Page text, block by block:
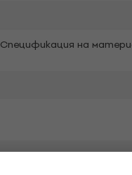
Спецификация на